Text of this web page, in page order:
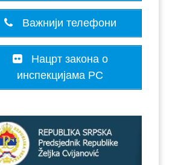
Важнији телефони
Нацрт закона о
инспекцијама РС